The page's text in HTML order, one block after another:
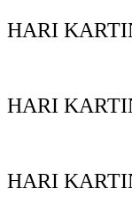
HARI
HARI
HARI